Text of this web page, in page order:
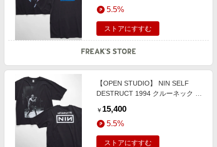
5.5%
ストアにすすむ
【OPEN STUDIO】 NIN SELF
DESTRUCT 1994 クルーネック バ
￥ 15,400
5.5%
ストアにすすむ